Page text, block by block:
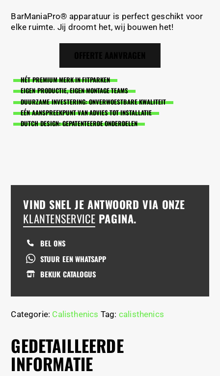
BarManiaPro® apparatuur is perfect geschikt voor
elke ruimte. Jij droomt het, wij bouwen het!
HÉT PREMIUM MERK IN FITPARKEN
EIGEN PRODUCTIE, EIGEN MONTAGE TEAMS
DUURZAME INVESTERING: ONVERWOESTBARE KWALITEIT
EÉN AANSPREEKPUNT VAN ADVIES TOT INSTALLATIE
DUTCH DESIGN: GEPATENTEERDE ONDERDELEN
VIND SNEL JE ANTWOORD VIA ONZE
KLANTENSERVICE PAGINA.
BEL ONS
STUUR EEN WHATSAPP
BEKIJK CATALOGUS
Categorie: Calisthenics Tag: calisthenics
GEDETAILLEERDE
INFORMATIE